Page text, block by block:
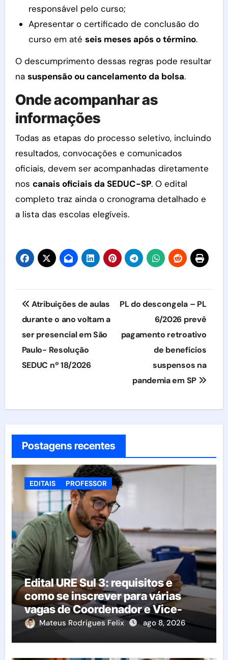
responsável pelo curso;
Apresentar o certificado de conclusão do
curso em até seis meses após o término.
O descumprimento dessas regras pode resultar
na suspensão ou cancelamento da bolsa.
Onde acompanhar as
informações
Todas as etapas do processo seletivo, incluindo
resultados, convocações e comunicados
oficiais, devem ser acompanhadas diretamente
nos canais oficiais da SEDUC-SP. O edital
completo traz ainda o cronograma detalhado e
a lista das escolas elegíveis.
Navegação
de
Post
Atribuições de aulas
durante o ano voltam a
ser presencial em São
Paulo- Resolução
SEDUC nº 18/2026
PL do descongela – PL
6/2026 prevê
pagamento retroativo
de benefícios
suspensos na
pandemia em SP
Postagens recentes
EDITAIS PROFESSOR
Edital URE Sul 3: requisitos e
como se inscrever para várias
vagas de Coordenador e Vice-
Diretor
Mateus Rodrigues Felix ago 8, 2026